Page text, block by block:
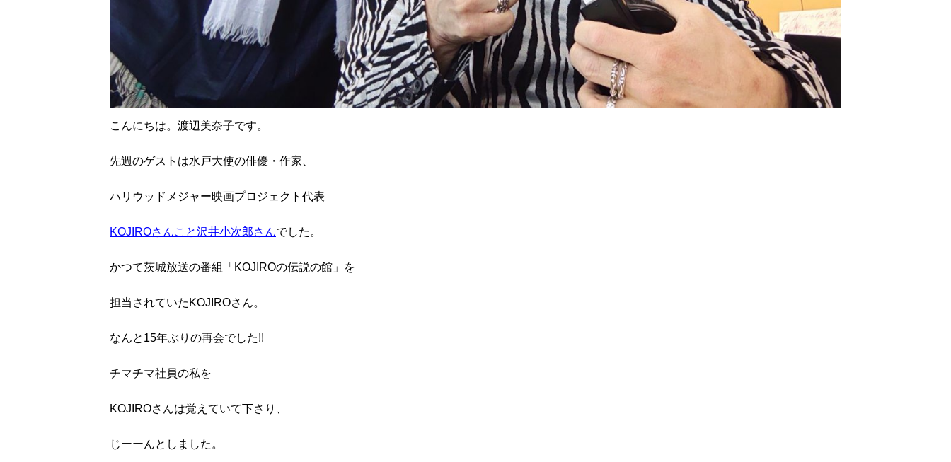
こんにちは。渡辺美奈子です。
先週のゲストは水戸大使の俳優・作家、
ハリウッドメジャー映画プロジェクト代表
KOJIROさんこと沢井小次郎さんでした。
かつて茨城放送の番組 「KOJIROの伝説の館」を
担当されていたKOJIROさん。
なんと15年ぶりの再会でした!!
チマチマ社員の私を
KOJIROさんは覚えていて下さり、
じーーんとしました。